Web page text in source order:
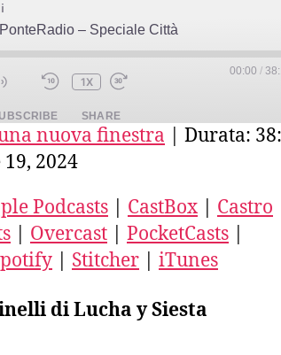
– Speciale Città
1X
00:00 /
SHARE
Podcasts
Podcast Addict
Stitcher
nuova finestra
Durata:
2024
Podcasts CastBox Castro
Overcast PocketCasts
Stitcher iTunes
di Lucha y Siesta